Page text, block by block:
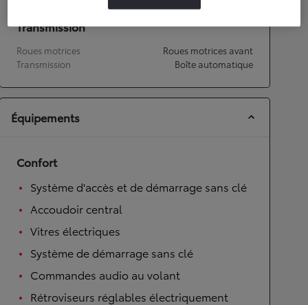
Transmission
Roues motrices
Roues motrices avant
Transmission
Boîte automatique
Équipements
Confort
Système d'accès et de démarrage sans clé
Accoudoir central
Vitres électriques
Système de démarrage sans clé
Commandes audio au volant
Rétroviseurs réglables électriquement